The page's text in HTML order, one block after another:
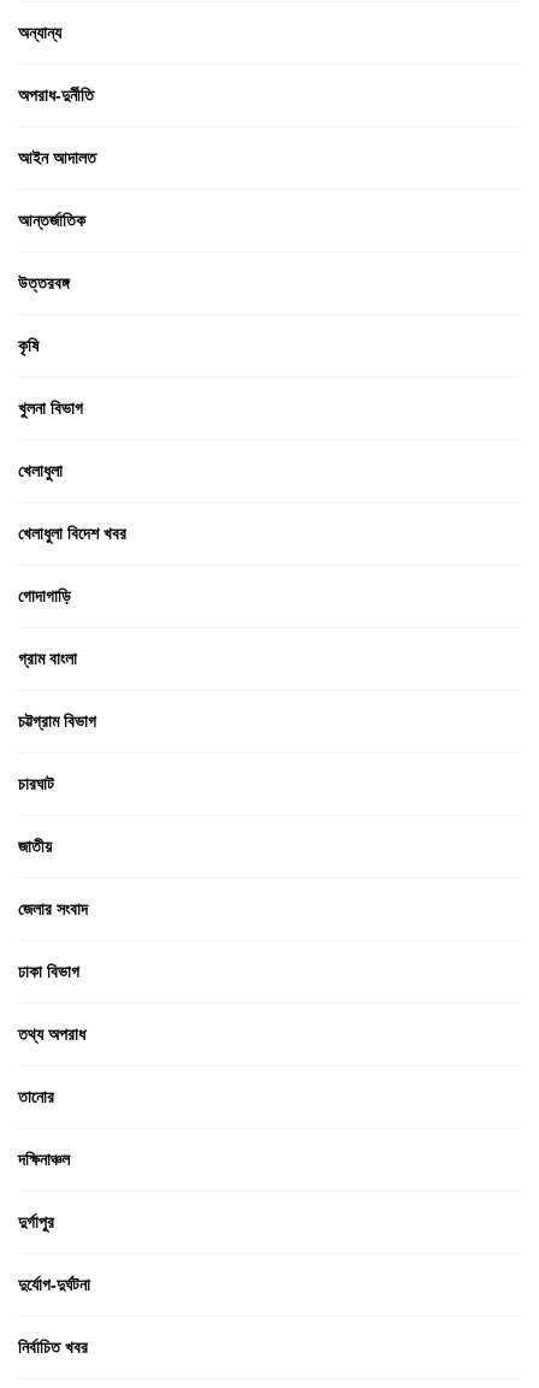
অন্যান্য
অপরাধ-দুর্নীতি
আইন আদালত
আন্তর্জাতিক
উত্তরবঙ্গ
কৃষি
খুলনা বিভাগ
খেলাধুলা
খেলাধুলা বিদেশ খবর
গোদাগাড়ি
গ্রাম বাংলা
চট্টগ্রাম বিভাগ
চারঘাট
জাতীয়
জেলার সংবাদ
ঢাকা বিভাগ
তথ্য অপরাধ
তানোর
দক্ষিনাঞ্চল
দুর্গাপুর
দুর্যোগ-দুর্ঘটনা
নির্বাচিত খবর